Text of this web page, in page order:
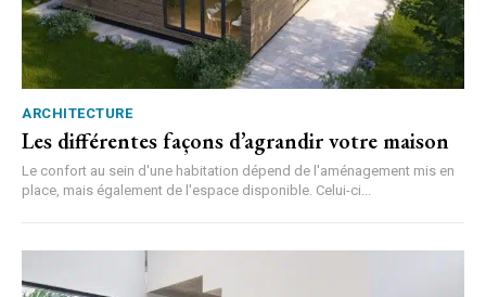
ARCHITECTURE
Les différentes façons d’agrandir votre maison
Le confort au sein d'une habitation dépend de l'aménagement mis en
place, mais également de l'espace disponible. Celui-ci...